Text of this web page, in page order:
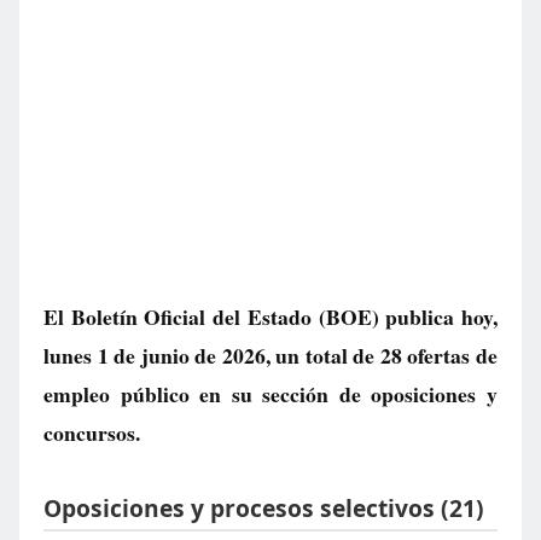
El Boletín Oficial del Estado (BOE) publica hoy,
lunes 1 de junio de 2026, un total de28 ofertas de
empleo públicoen su sección de oposiciones y
concursos.
Oposiciones y procesos selectivos (21)